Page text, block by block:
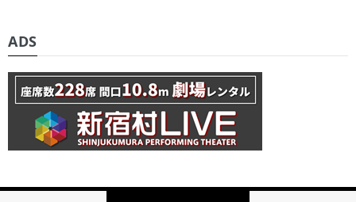
ADS